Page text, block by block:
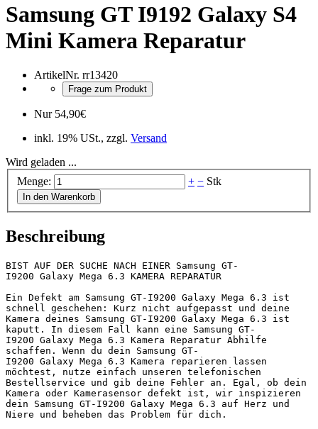
Samsung GT I9192 Galaxy S4
Mini Kamera Reparatur
ArtikelNr. rr13420
Frage zum Produkt
Nur 54,90€
inkl. 19% USt., zzgl. Versand
Wird geladen ...
Menge:
+ − Stk
In den Warenkorb
Beschreibung
BIST AUF DER SUCHE NACH EINER Samsung GT-
I9200 Galaxy Mega 6.3 KAMERA REPARATUR
Ein Defekt am Samsung GT-I9200 Galaxy Mega 6.3 ist
schnell geschehen: Kurz nicht aufgepasst und deine
Kamera deines Samsung GT-I9200 Galaxy Mega 6.3 ist
kaputt. In diesem Fall kann eine Samsung GT-
I9200 Galaxy Mega 6.3 Kamera Reparatur Abhilfe
schaffen. Wenn du dein Samsung GT-
I9200 Galaxy Mega 6.3 Kamera reparieren lassen
möchtest, nutze einfach unseren telefonischen
Bestellservice und gib deine Fehler an. Egal, ob dein
Kamera oder Kamerasensor defekt ist, wir inspizieren
dein Samsung GT-I9200 Galaxy Mega 6.3 auf Herz und
Niere und beheben das Problem für dich.